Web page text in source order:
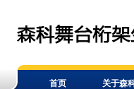
首页 关于森